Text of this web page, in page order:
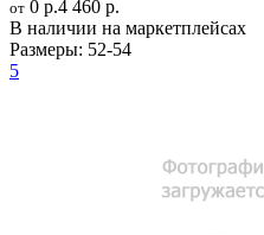
от 0 р.4 460 р.
В наличии на маркетплейсах
Размеры: 52-54
5